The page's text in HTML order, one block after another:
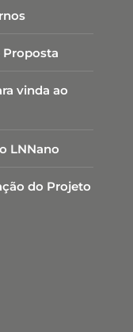
Proposta
vinda ao
LNNano
do Projeto